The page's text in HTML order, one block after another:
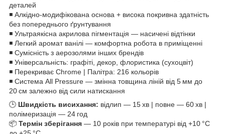
деталей
◾ Алкідно-модифікована основа + висока покривна здатність
без попереднього ґрунтування
◾ Ультраякісна акрилова пігментація — насичені відтінки
◾ Легкий аромат ванілі — комфортна робота в приміщенні
◾ Сумісність з аерозолями інших брендів
◾ Універсальність: графіті, декор, флористика (сухоцвіт)
◾ Перекриває Chrome | Палітра: 216 кольорів
◾ Система All Pressure — змінна товщина ліній від 5 мм до
20 см залежно від сили натискання
🕒 Швидкість висихання: відлип — 15 хв | повне — 60 хв |
полімеризація — 24 год
📦 Термін зберігання — 10 років при температурі від +10 °C